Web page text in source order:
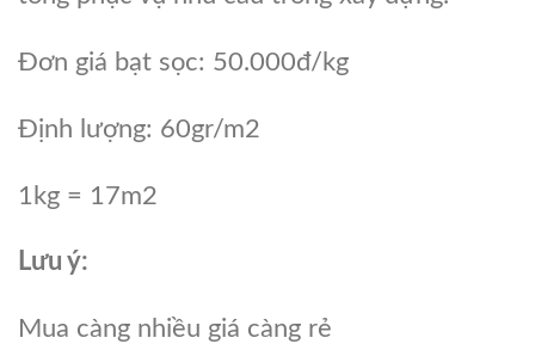
Đơn giá bạt sọc: 50.000đ/kg
Định lượng: 60gr/m2
1kg = 17m2
Lưu ý:
Mua càng nhiều giá càng rẻ